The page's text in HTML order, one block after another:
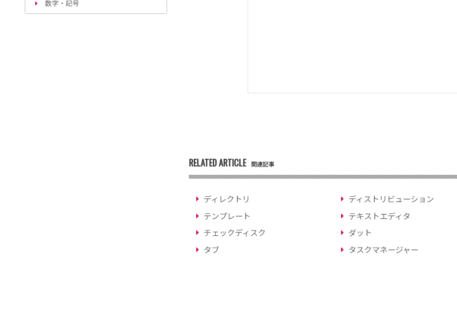
数字・記号
RELATED ARTICLE 関連記事
ディレクトリ ディストリビューション
テンプレート
テキストエディタ
チェックディスク
ダット
タブ
タスクマネージャー